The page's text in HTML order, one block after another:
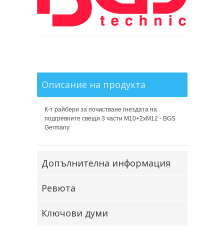
Описание на продукта
К-т райбери за почистване гнездата на
подгревните свещи 3 части М10+2хМ12 - BGS
Germany
Допълнителна информация
Ревюта
Ключови думи